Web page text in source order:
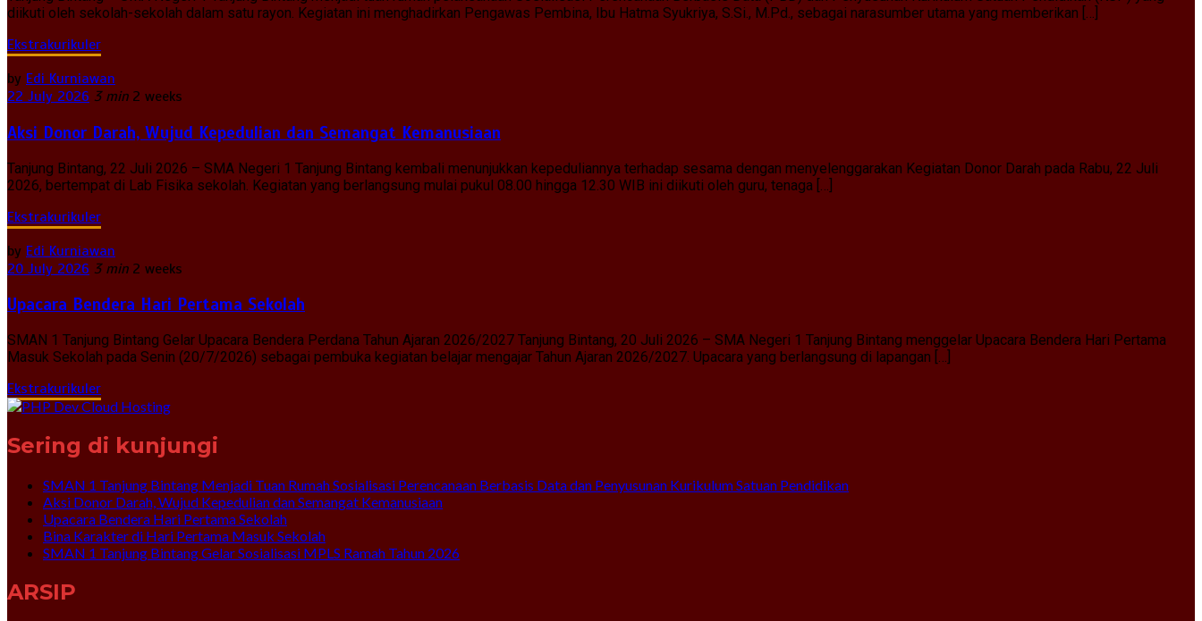
diikuti oleh sekolah-sekolah dalam satu rayon. Kegiatan ini menghadirkan Pengawas Pembina, Ibu Hatma Syukriya, S.Si., M.Pd., sebagai narasumber utama yang memberikan […]
Ekstrakurikuler
by Edi Kurniawan
22 July 2026 3 min 2 weeks
Aksi Donor Darah, Wujud Kepedulian dan Semangat Kemanusiaan
Tanjung Bintang, 22 Juli 2026 – SMA Negeri 1 Tanjung Bintang kembali menunjukkan kepeduliannya terhadap sesama dengan menyelenggarakan Kegiatan Donor Darah pada Rabu, 22 Juli
2026, bertempat di Lab Fisika sekolah. Kegiatan yang berlangsung mulai pukul 08.00 hingga 12.30 WIB ini diikuti oleh guru, tenaga […]
Ekstrakurikuler
by Edi Kurniawan
20 July 2026 3 min 2 weeks
Upacara Bendera Hari Pertama Sekolah
SMAN 1 Tanjung Bintang Gelar Upacara Bendera Perdana Tahun Ajaran 2026/2027 Tanjung Bintang, 20 Juli 2026 – SMA Negeri 1 Tanjung Bintang menggelar Upacara Bendera Hari Pertama
Masuk Sekolah pada Senin (20/7/2026) sebagai pembuka kegiatan belajar mengajar Tahun Ajaran 2026/2027. Upacara yang berlangsung di lapangan […]
Ekstrakurikuler
Sering di kunjungi
SMAN 1 Tanjung Bintang Menjadi Tuan Rumah Sosialisasi Perencanaan Berbasis Data dan Penyusunan Kurikulum Satuan Pendidikan
Aksi Donor Darah, Wujud Kepedulian dan Semangat Kemanusiaan
Upacara Bendera Hari Pertama Sekolah
Bina Karakter di Hari Pertama Masuk Sekolah
SMAN 1 Tanjung Bintang Gelar Sosialisasi MPLS Ramah Tahun 2026
ARSIP